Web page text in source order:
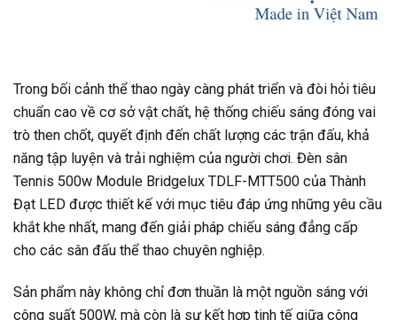
Trong bối cảnh thể thao ngày càng phát triển và đòi hỏi tiêu
chuẩn cao về cơ sở vật chất, hệ thống chiếu sáng đóng vai
trò then chốt, quyết định đến chất lượng các trận đấu, khả
năng tập luyện và trải nghiệm của người chơi. Đèn sân
Tennis 500w Module Bridgelux TDLF-MTT500 của Thành
Đạt LED được thiết kế với mục tiêu đáp ứng những yêu cầu
khắt khe nhất, mang đến giải pháp chiếu sáng đẳng cấp
cho các sân đấu thể thao chuyên nghiệp.
Sản phẩm này không chỉ đơn thuần là một nguồn sáng với
công suất 500W, mà còn là sự kết hợp tinh tế giữa công